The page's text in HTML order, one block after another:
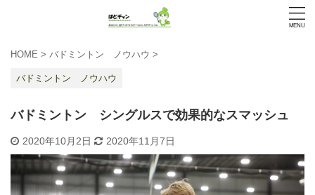
HOME > バドミントン ノウハウ >
バドミントン ノウハウ
バドミントン シングルスで効果的なスマッシュ
2020年10月2日 2020年11月7日